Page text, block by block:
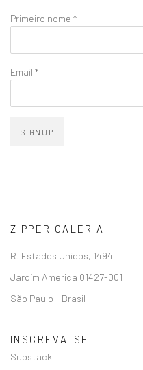
Primeiro nome *
Email *
SIGNUP
ZIPPER GALERIA
R. Estados Unidos, 1494
Jardim America 01427-001
São Paulo - Brasil
INSCREVA-SE
Substack